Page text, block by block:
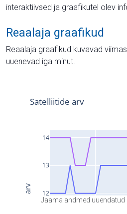
interaktiivsed ja graafikutel olev
Reaalaja graafikud
Reaalaja graafikud kuvavad
uuenevad iga minut.
Jaama andmed